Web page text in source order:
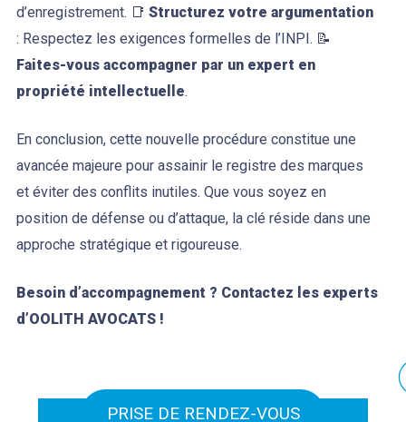
d’enregistrement. 📑 Structurez votre argumentation
: Respectez les exigences formelles de l’INPI. 📝
Faites-vous accompagner par un expert en
propriété intellectuelle.
En conclusion, cette nouvelle procédure constitue une
avancée majeure pour assainir le registre des marques
et éviter des conflits inutiles. Que vous soyez en
position de défense ou d’attaque, la clé réside dans une
approche stratégique et rigoureuse.
Besoin d’accompagnement ? Contactez les experts
d’OOLITH AVOCATS !
PRISE DE RENDEZ-VOUS